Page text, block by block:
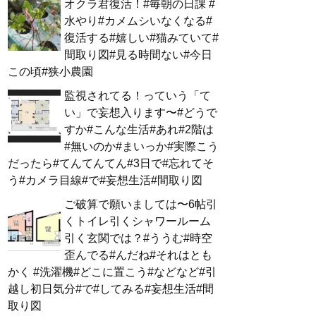
オクラ君復活！#毎朝の日課 #
水やり#カメムシいなくなる#
復活する#嬉しい#猫みていて#
間取り図#見る時間ない#今日
この頃#狭小農園
監視されてる！っていう「て
い」で妄想入ります〜#どうで
すか#こんな生活#あれ#2階は
#無いのか#まいっか#実際こう
だったら#てんてんてん#3日で#忘れてそ
う#カメラ目線#で#妄想生活#間取り図
ご破算で願いましては〜6帖引
くトイレ引くシャワールーム
引く玄関では？#ううむ#時空
歪んでる#んだね#それはとも
かく #洗濯機#どこに置こう#などなど#引
越し初日気分#で#してみる#妄想生活#間
取り図